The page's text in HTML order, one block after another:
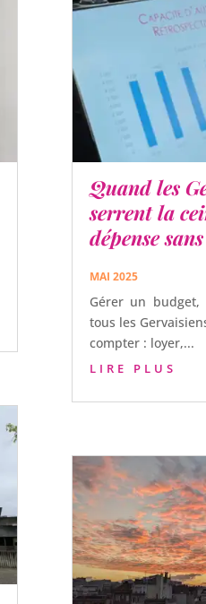
Quand les
serrent la
dépense
MAI 2025
Gérer un
tous les
compter : loyer,...
LIRE PLUS